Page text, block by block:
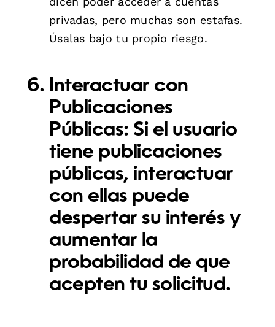
privadas, pero muchas son estafas.
Úsalas bajo tu propio riesgo.
Interactuar con
Publicaciones
Públicas: Si el usuario
tiene publicaciones
públicas, interactuar
con ellas puede
despertar su interés y
aumentar la
probabilidad de que
acepten tu solicitud.